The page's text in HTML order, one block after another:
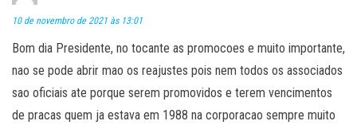
10 de novembro de 2021 às 13:01
Bom dia Presidente, no tocante as promocoes e muito importante,
nao se pode abrir mao os reajustes pois nem todos os associados
sao oficiais ate porque serem promovidos e terem vencimentos
de pracas quem ja estava em 1988 na corporacao sempre muito